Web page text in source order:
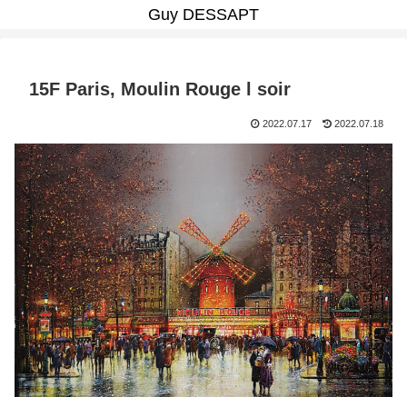
Guy DESSAPT
15F Paris, Moulin Rouge l soir
2022.07.17 2022.07.18